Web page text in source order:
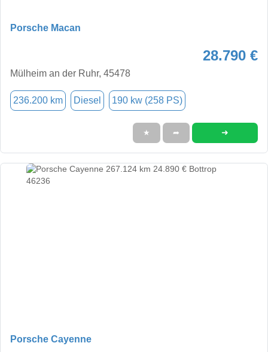
Porsche Macan
28.790 €
Mülheim an der Ruhr, 45478
236.200 km Diesel 190 kw (258 PS)
★ ➦ ➜
Porsche Cayenne